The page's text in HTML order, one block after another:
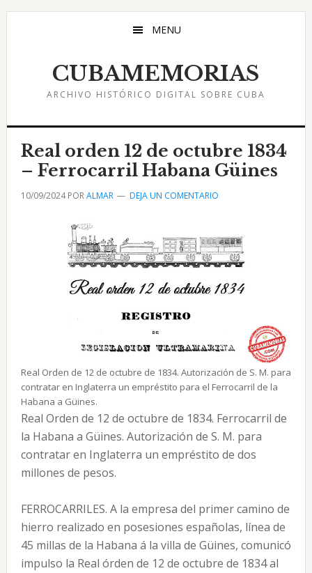
Saltar
Saltar
Saltar
MENU
CUBAMEMORIAS
ARCHIVO HISTÓRICO DIGITAL SOBRE CUBA
Real orden 12 de octubre 1834
– Ferrocarril Habana Güines
10/09/2024PORALMAR DEJA UN COMENTARIO
Real Orden de 12 de octubre de 1834. Autorización de S. M. para
contratar en Inglaterra un empréstito para el Ferrocarril de la
Habana a Güines.
Real Orden de 12 de octubre de 1834. Ferrocarril de
la Habana a Güines. Autorización de S. M. para
contratar en Inglaterra un empréstito de dos
millones de pesos.
FERROCARRILES. A la empresa del primer camino de
hierro realizado en posesiones españolas, línea de
45 millas de la Habana á la villa de Güines, comunicó
impulso la Real órden de 12 de octubre de 1834 al